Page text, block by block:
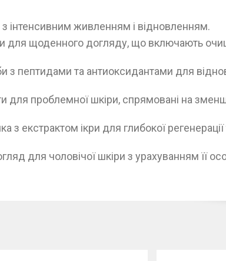
інтенсивним живленням і відновленням.
для щоденного догляду, що включають
з пептидами та антиоксидантами для
для проблемної шкіри, спрямовані на
з екстрактом ікри для глибокої
для чоловічої шкіри з урахуванням її